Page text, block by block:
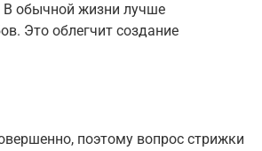
В обычной жизни лучше
Это облегчит создание
поэтому вопрос стрижки